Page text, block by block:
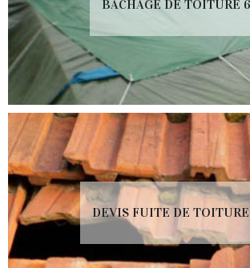
BACHAGE DE TOITURE
DEVIS FUITE DE